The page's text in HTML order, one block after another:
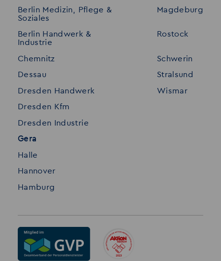
Merkzettel
Standorte
Datenschutz
Impressum
Berlin Medizin, Pflege &
Soziales
Berlin Handwerk &
Industrie
Chemnitz
Dessau
Dresden Handwerk
Dresden Kfm
Dresden Industrie
Gera
Halle
Hannover
Hamburg
Magdeburg
Rostock
Schwerin
Stralsund
Wismar